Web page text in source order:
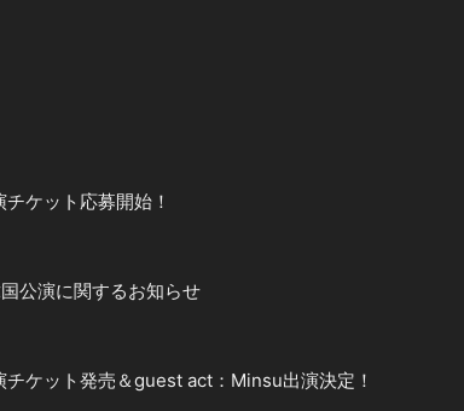
ケット応募開始！
公演に関するお知らせ
ケット発売＆guest act：Minsu出演決定！